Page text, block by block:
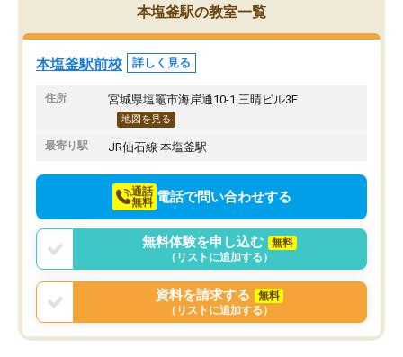
本塩釜駅の教室一覧
本塩釜駅前校 詳しく見る
住所 宮城県塩竈市海岸通10-1 三晴ビル3F
地図を見る
最寄り駅 JR仙石線 本塩釜駅
通話
無料 電話で問い合わせする
無料体験を申し込む
無料
（リストに追加する）
資料を請求する
無料
（リストに追加する）